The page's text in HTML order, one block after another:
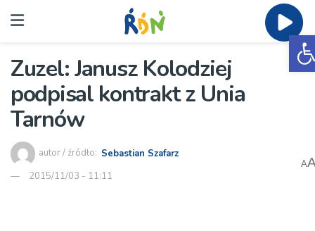
Zuzel: Janusz Kolodziej
podpisal kontrakt z Unia
Tarnów
autor / źródło: Sebastian Szafarz
2015/11/03 - 11:11
A